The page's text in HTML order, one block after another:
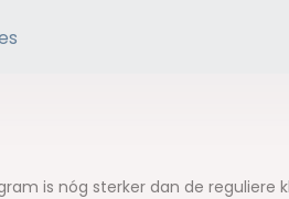
is nóg sterker dan de reguliere